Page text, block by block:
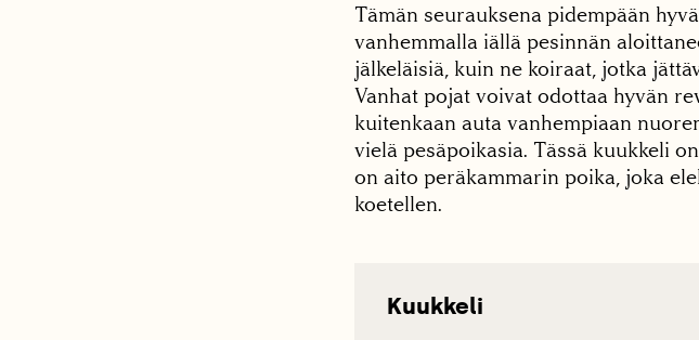
Tämän seurauksena pidempään
vanhemmalla iällä pesinnän
jälkeläisiä, kuin ne koiraat, jotka
Vanhat pojat voivat odottaa hyvän
kuitenkaan auta vanhempiaan
vielä pesäpoikasia. Tässä kuukkeli
on aito peräkammarin poika, joka
koetellen.
Kuukkeli